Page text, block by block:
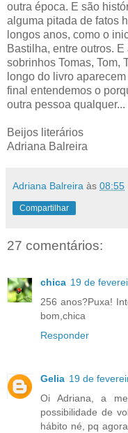
outra época. E são
alguma pitada de fatos
longos anos, como o
Bastilha, entre outros.
sobrinhos Tomas, Tom,
longo do livro
final entendemos o
outra pessoa qualquer...
Beijos literários
Adriana Balreira
Adriana Balreira às 08:55
Compartilhar
27 comentários:
chica 19 de
256 anos?Puxa!
bom,chica
Responder
Gelia 19 de
Oi Adriana, a
possibilidade de
hábito né, pq